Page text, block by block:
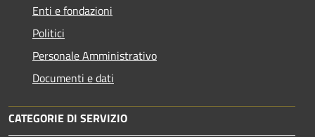
Enti e fondazioni
Politici
Personale Amministrativo
Documenti e dati
CATEGORIE DI SERVIZIO